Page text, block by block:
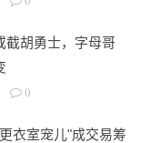
截胡勇士，字母哥
0
衣室宠儿"成交易筹